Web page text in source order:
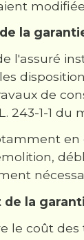
la
l'assuré
de
243-1-1 du
de la
le coût